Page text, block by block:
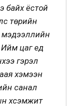
байх ёстой
төрийн
мэдээллийн
цаг үед
гэрэл
хэмээн
санал
хүсэмжит